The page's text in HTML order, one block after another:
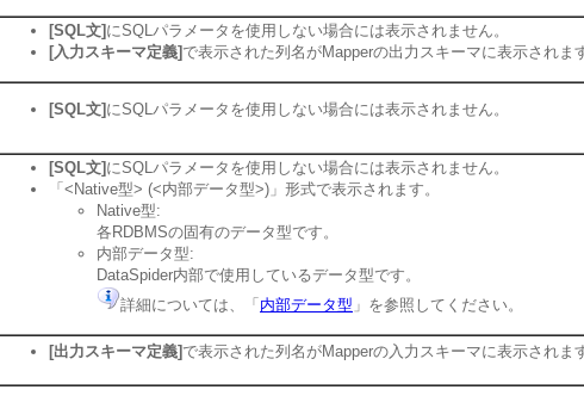
[SQL文] にSQLパラメータを使用しない場合には表示されません。
[入力スキーマ定義] で表示された列名がMapperの出力スキーマに表示されま
[SQL文] にSQLパラメータを使用しない場合には表示されません。
[SQL文] にSQLパラメータを使用しない場合には表示されません。
「<Native型> (<内部データ型>)」形式で表示されます。
Native型:
各RDBMSの固有のデータ型です。
内部データ型:
DataSpider内部で使用しているデータ型です。
詳細については、「 内部データ型 」を参照してください。
[出力スキーマ定義] で表示された列名がMapperの入力スキーマに表示されま